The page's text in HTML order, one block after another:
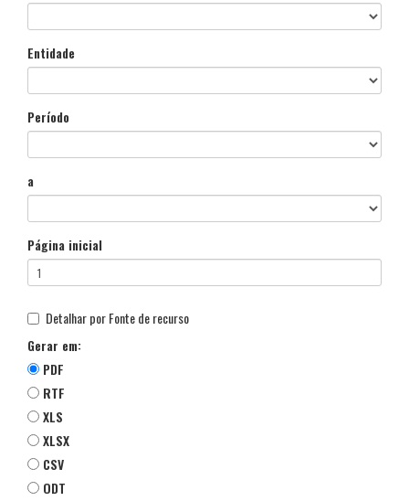
Entidade
Período
a
Página inicial
Detalhar por Fonte de recurso
Gerar em:
PDF
RTF
XLS
XLSX
CSV
ODT